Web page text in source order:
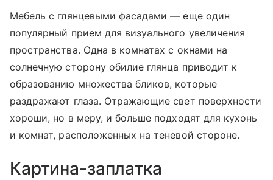
Мебель с глянцевыми фасадами — еще один
популярный прием для визуального увеличения
пространства. Одна в комнатах с окнами на
солнечную сторону обилие глянца приводит к
образованию множества бликов, которые
раздражают глаза. Отражающие свет поверхности
хороши, но в меру, и больше подходят для кухонь
и комнат, расположенных на теневой стороне.
Картина-заплатка